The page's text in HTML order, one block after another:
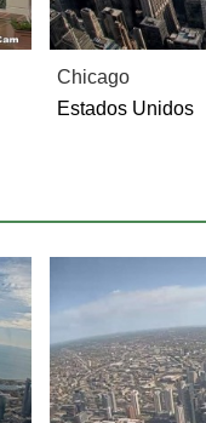
Chicago
Estados Unidos